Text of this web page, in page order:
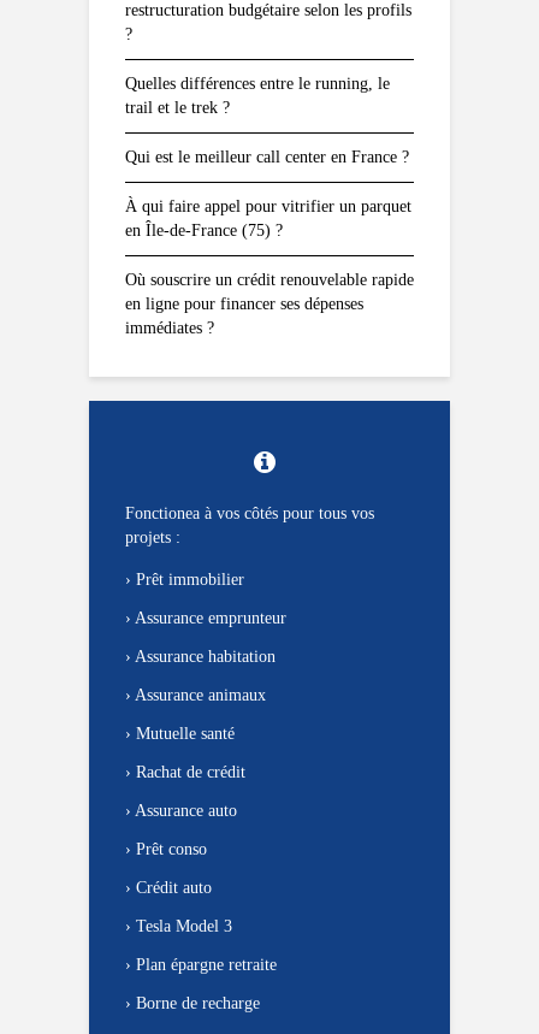
restructuration budgétaire selon les profils
?
Quelles différences entre le running, le
trail et le trek ?
Qui est le meilleur call center en France ?
À qui faire appel pour vitrifier un parquet
en Île-de-France (75) ?
Où souscrire un crédit renouvelable rapide
en ligne pour financer ses dépenses
immédiates ?
Fonctionea à vos côtés pour tous vos
projets :
› Prêt immobilier
› Assurance emprunteur
› Assurance habitation
› Assurance animaux
› Mutuelle santé
› Rachat de crédit
› Assurance auto
› Prêt conso
› Crédit auto
› Tesla Model 3
› Plan épargne retraite
› Borne de recharge